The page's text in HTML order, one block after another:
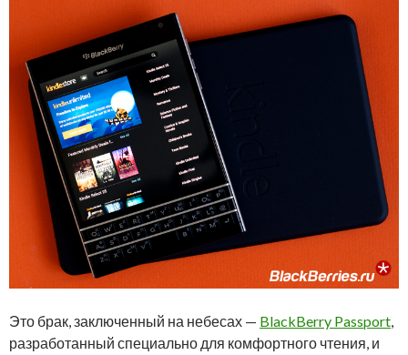
Это брак, заключенный на небесах — BlackBerry Passport,
разработанный специально для комфортного чтения, и